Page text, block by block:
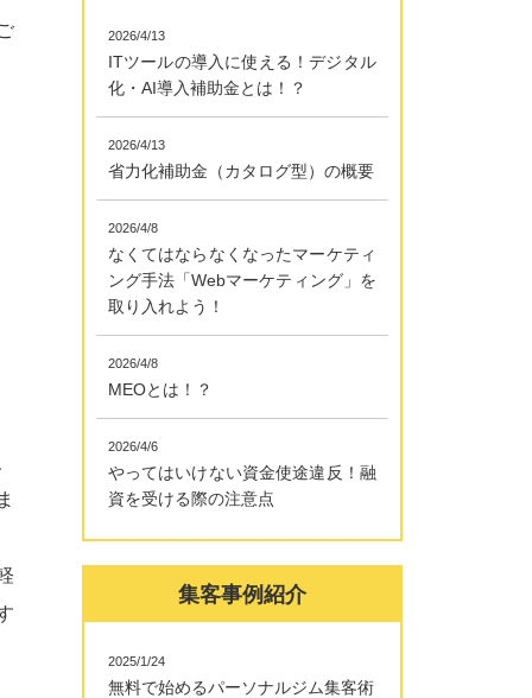
2026/4/13
ITツールの導入に使える！デジタル
化・AI導入補助金とは！？
2026/4/13
省力化補助金（カタログ型）の概要
2026/4/8
なくてはならなくなったマーケティ
ング手法「Webマーケティング」を
取り入れよう！
2026/4/8
MEOとは！？
2026/4/6
やってはいけない資金使途違反！融
資を受ける際の注意点
集客事例紹介
2025/1/24
無料で始めるパーソナルジム集客術